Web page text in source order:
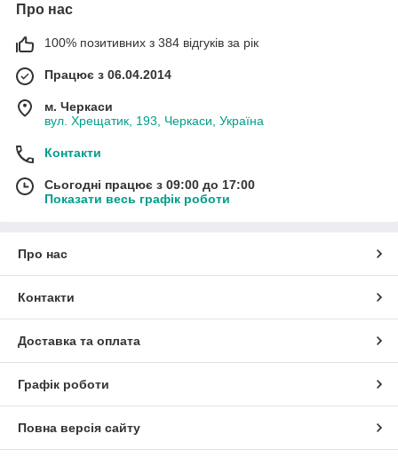
Про нас
100% позитивних з 384 відгуків за рік
Працює з 06.04.2014
м. Черкаси
вул. Хрещатик, 193, Черкаси, Україна
Контакти
Сьогодні працює з 09:00 до 17:00
Показати весь графік роботи
Про нас
Контакти
Доставка та оплата
Графік роботи
Повна версія сайту